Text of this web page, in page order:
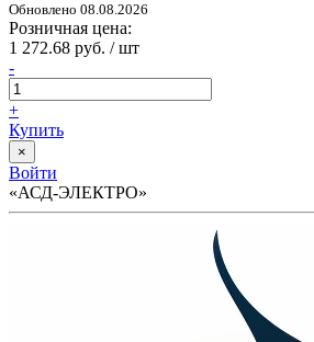
Обновлено 08.08.2026
Розничная цена:
1 272.68 руб. / шт
-
+
Купить
×
Войти
«АСД-ЭЛЕКТРО»